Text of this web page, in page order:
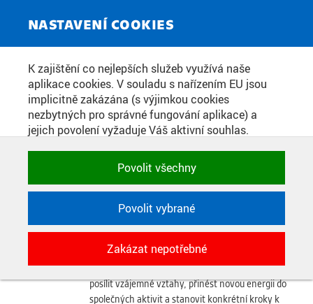
NASTAVENÍ COOKIES
K zajištění co nejlepších služeb využívá naše
aplikace cookies. V souladu s nařízením EU jsou
implicitně zakázána (s výjimkou cookies
nezbytných pro správné fungování aplikace) a
jejich povolení vyžaduje Váš aktivní souhlas.
zakázat, případně vybrat a povolit cookies podle
kategorie. Svoje rozhodnutí můžete samozřejmě
kdykoli změnit.
POTŘEBNÉ
Technické cookies využívané aplikacemi
ČVUT pro uchování jejich nastavení,
vlastností a identifikátorů relace. Jsou
nezbytné pro správné fungování a jsou
Povolit všechny
Povolit vybrané
Zakázat nepotřebné
ZPRAVODAJSKÝ SERVIS
STALO SE
Aliance EuroTeQ slaví pět
let: stanovuje měřítko
evropské univerzitní
spolupráce
Aliance EuroTeQ Engineering University, sdružující
přední technické a podnikatelské univerzity Evropy,
oslavila na začátku října 2025 své pětileté výročí.
nizozemském Eindhovenu a přivedlo dohromady
zástupce všech partnerských institucí. Cílem bylo
posílit vzájemné vztahy, přinést novou energii do
společných aktivit a stanovit konkrétní kroky k